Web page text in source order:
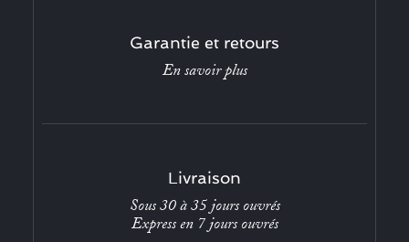
Garantie et retours
En savoir plus
Livraison
Sous 30 à 35 jours ouvrés
Express en 7 jours ouvrés